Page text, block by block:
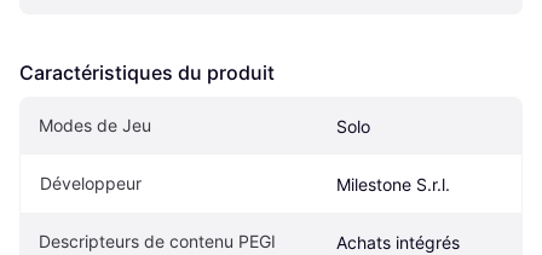
Caractéristiques du produit
Modes de Jeu Solo
Développeur Milestone S.r.l.
Descripteurs de contenu PEGI Achats intégrés